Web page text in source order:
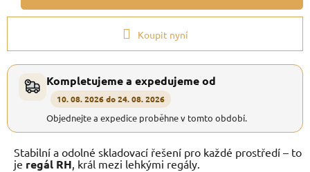
Koupit nyní
Kompletujeme a expedujeme od
10. 08. 2026 do 24. 08. 2026
Objednejte a expedice proběhne v tomto období.
Stabilní a odolné skladovací řešení pro každé prostředí – to
je regál RH , král mezi lehkými regály.